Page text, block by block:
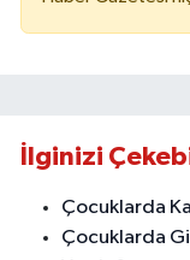
İlginizi
Çocuklarda
Çocuklarda